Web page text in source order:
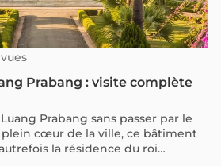
vues
Prabang : visite complète
Prabang sans passer par le
plein cœur de la ville, ce bâtiment
la résidence du roi